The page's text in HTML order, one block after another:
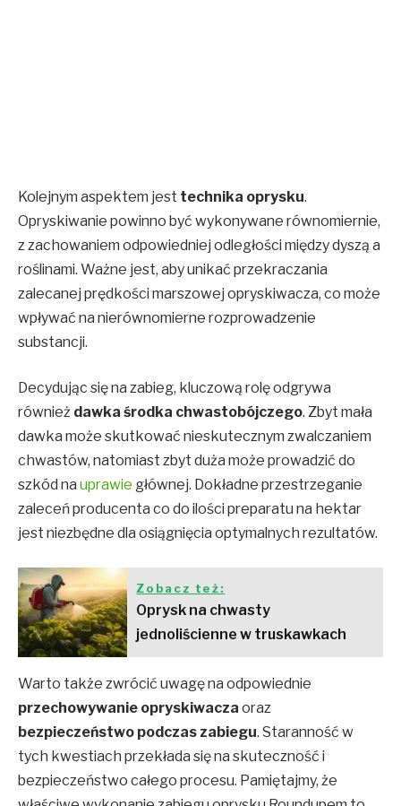
Kolejnym aspektem jest technika oprysku.
Opryskiwanie powinno być wykonywane równomiernie,
z zachowaniem odpowiedniej odległości między dyszą a
roślinami. Ważne jest, aby unikać przekraczania
zalecanej prędkości marszowej opryskiwacza, co może
wpływać na nierównomierne rozprowadzenie
substancji.
Decydując się na zabieg, kluczową rolę odgrywa
również dawka środka chwastobójczego. Zbyt mała
dawka może skutkować nieskutecznym zwalczaniem
chwastów, natomiast zbyt duża może prowadzić do
szkód na uprawie głównej. Dokładne przestrzeganie
zaleceń producenta co do ilości preparatu na hektar
jest niezbędne dla osiągnięcia optymalnych rezultatów.
Zobacz też:
Oprysk na chwasty
jednoliścienne w truskawkach
Warto także zwrócić uwagę na odpowiednie
przechowywanie opryskiwacza oraz
bezpieczeństwo podczas zabiegu. Staranność w
tych kwestiach przekłada się na skuteczność i
bezpieczeństwo całego procesu. Pamiętajmy, że